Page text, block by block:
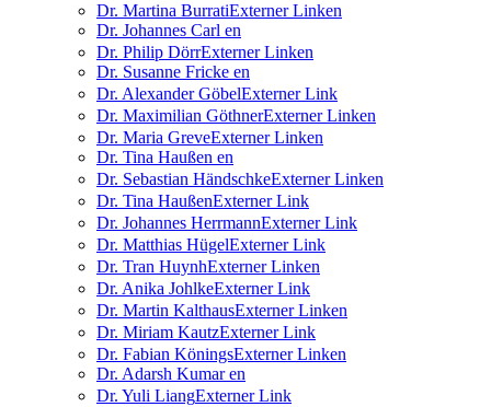
Dr. Martina BurratiExterner Linken
Dr. Johannes Carl en
Dr. Philip DörrExterner Linken
Dr. Susanne Fricke en
Dr. Alexander GöbelExterner Link
Dr. Maximilian GöthnerExterner Linken
Dr. Maria GreveExterner Linken
Dr. Tina Haußen en
Dr. Sebastian HändschkeExterner Linken
Dr. Tina HaußenExterner Link
Dr. Johannes HerrmannExterner Link
Dr. Matthias HügelExterner Link
Dr. Tran HuynhExterner Linken
Dr. Anika JohlkeExterner Link
Dr. Martin KalthausExterner Linken
Dr. Miriam KautzExterner Link
Dr. Fabian KöningsExterner Linken
Dr. Adarsh Kumaren
Dr. Yuli LiangExterner Link